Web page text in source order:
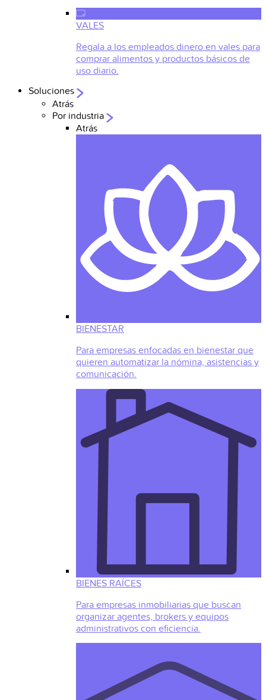
VALES
Regala a los empleados dinero en vales para
comprar alimentos y productos básicos de
uso diario.
Soluciones
Atrás
Por industria
Atrás
BIENESTAR
Para empresas enfocadas en bienestar que
quieren automatizar la nómina, asistencias y
comunicación.
BIENES RAÍCES
Para empresas inmobiliarias que buscan
organizar agentes, brokers y equipos
administrativos con eficiencia.